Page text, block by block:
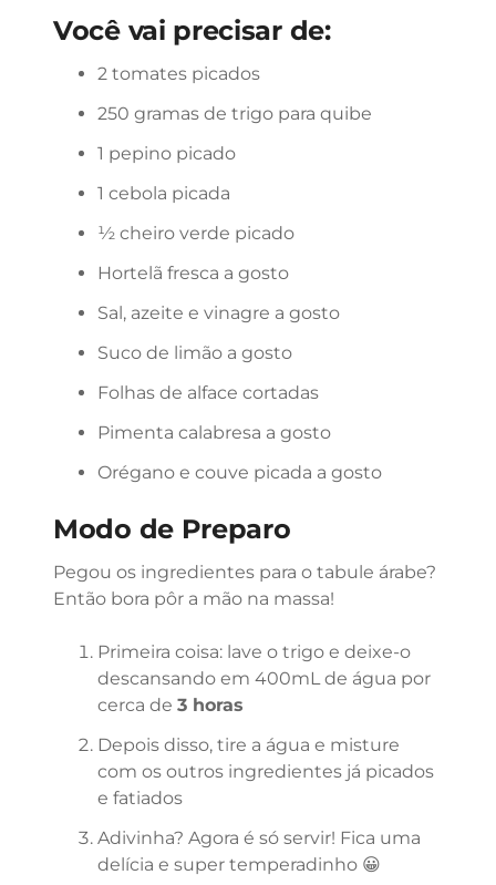
Você vai precisar de:
2 tomates picados
250 gramas de trigo para quibe
1 pepino picado
1 cebola picada
½ cheiro verde picado
Hortelã fresca a gosto
Sal, azeite e vinagre a gosto
Suco de limão a gosto
Folhas de alface cortadas
Pimenta calabresa a gosto
Orégano e couve picada a gosto
Modo de Preparo
Pegou os ingredientes para o tabule árabe?
Então bora pôr a mão na massa!
Primeira coisa: lave o trigo e deixe-o
descansando em 400mL de água por
cerca de 3 horas
Depois disso, tire a água e misture
com os outros ingredientes já picados
e fatiados
Adivinha? Agora é só servir! Fica uma
delícia e super temperadinho 😀